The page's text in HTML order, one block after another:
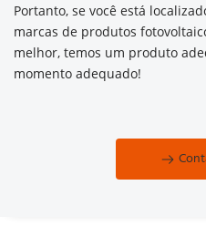
Portanto, se você está
marcas de produtos
melhor, temos um produto
momento adequado!